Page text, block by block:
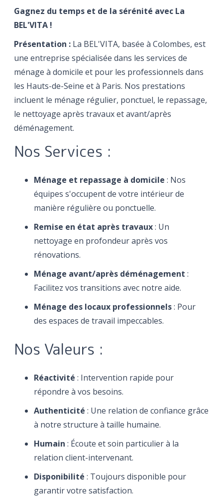
Gagnez du temps et de la sérénité avec La
BEL'VITA !
Présentation : La BEL'VITA, basée à Colombes, est
une entreprise spécialisée dans les services de
ménage à domicile et pour les professionnels dans
les Hauts-de-Seine et à Paris. Nos prestations
incluent le ménage régulier, ponctuel, le repassage,
le nettoyage après travaux et avant/après
déménagement.
Nos Services :
Ménage et repassage à domicile : Nos
équipes s'occupent de votre intérieur de
manière régulière ou ponctuelle.
Remise en état après travaux: Un
nettoyage en profondeur après vos
rénovations.
Ménage avant/après déménagement :
Facilitez vos transitions avec notre aide.
Ménage des locaux professionnels: Pour
des espaces de travail impeccables.
Nos Valeurs :
Réactivité : Intervention rapide pour
répondre à vos besoins.
Authenticité : Une relation de confiance grâce
à notre structure à taille humaine.
Humain : Écoute et soin particulier à la
relation client-intervenant.
Disponibilité : Toujours disponible pour
garantir votre satisfaction.